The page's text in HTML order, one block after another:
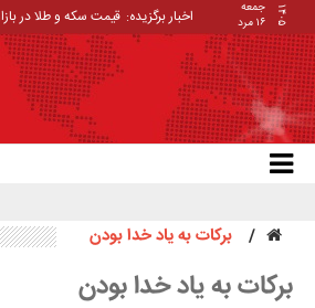
۱۴۰۵
جمعه
۱۶ مرد
اخبار برگزیده: قیمت سکه و طلا در
برکات به یاد خدا بودن
برکات به یاد خدا بودن